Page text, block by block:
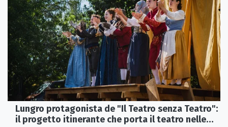
Lungro protagonista de "Il Teatro senza Teatro":
il progetto itinerante che porta il teatro nelle